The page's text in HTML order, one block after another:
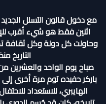
اثنين فقط هو شيء أقرب
وحاولت كل دولة وكل ثقافة
التاريخ
باركر حفيده توم مرة أخرى
الهايبري، للاستعداد